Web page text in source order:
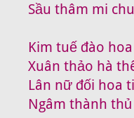
Sầu thâm mi
Kim tuế đào
Xuân thảo hà
Lân nữ đối hoa
Ngâm thành thủ